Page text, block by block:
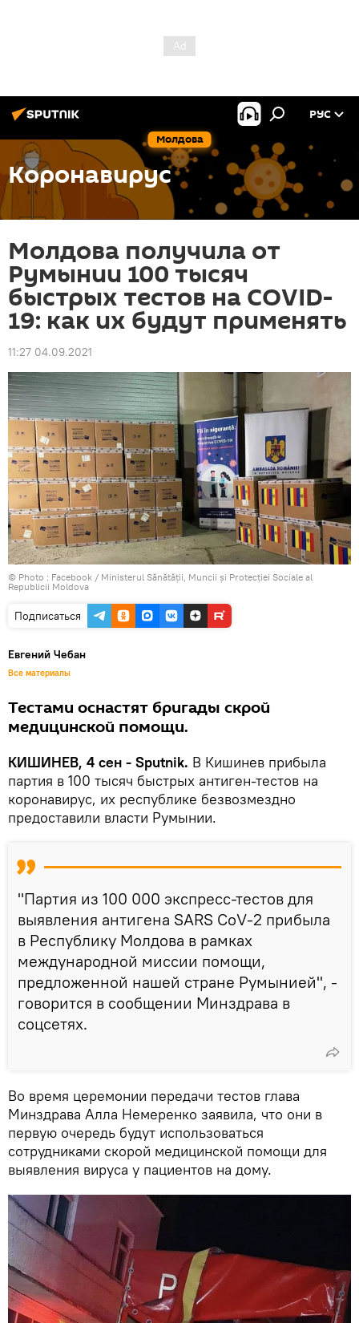
Молдова
РУС
Коронавирус
Молдова получила от
Румынии 100 тысяч
быстрых тестов на COVID-
19: как их будут применять
11:27 04.09.2021
© Photo : Facebook / Ministerul Sănătății, Muncii și Protecției Sociale al
Republicii Moldova
Подписаться
Евгений Чебан
Все материалы
Тестами оснастят бригады скрой
медицинской помощи.
КИШИНЕВ, 4 сен - Sputnik. В Кишинев прибыла
партия в 100 тысяч быстрых антиген-тестов на
коронавирус, их республике безвозмездно
предоставили власти Румынии.
"Партия из 100 000 экспресс-тестов для
выявления антигена SARS CoV-2 прибыла
в Республику Молдова в рамках
международной миссии помощи,
предложенной нашей стране Румынией", -
говорится в сообщении Минздрава в
соцсетях.
Во время церемонии передачи тестов глава
Минздрава Алла Немеренко заявила, что они в
первую очередь будут использоваться
сотрудниками скорой медицинской помощи для
выявления вируса у пациентов на дому.